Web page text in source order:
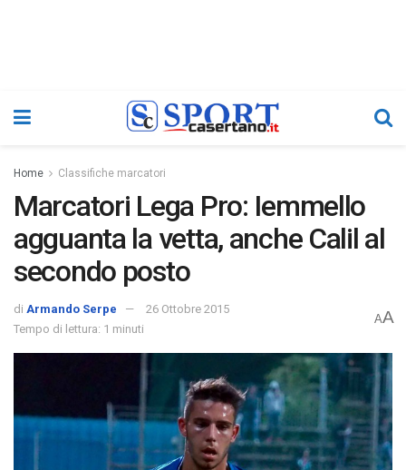
Home Classifiche marcatori
Marcatori Lega Pro: Iemmello
agguanta la vetta, anche Calil al
secondo posto
di Armando Serpe
26 Ottobre 2015
Tempo di lettura: 1 minuti
AA